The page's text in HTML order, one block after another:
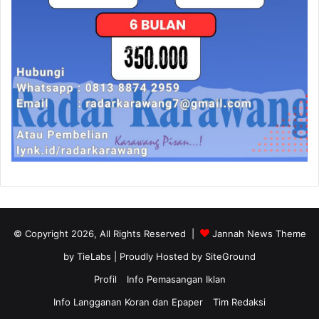
© Copyright 2026, All Rights Reserved |
Jannah News Theme
by TieLabs | Proudly Hosted by SiteGround
Profil
Info Pemasangan Iklan
Info Langganan Koran dan Epaper
Tim Redaksi